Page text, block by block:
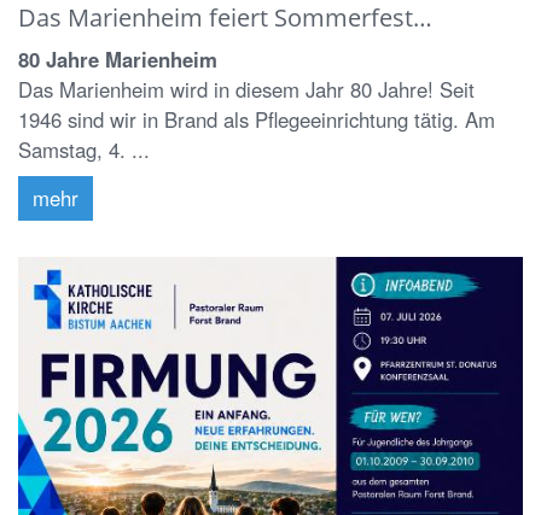
Das Marienheim feiert Sommerfest…
80 Jahre Marienheim
Das Marienheim wird in diesem Jahr 80 Jahre! Seit
1946 sind wir in Brand als Pflegeeinrichtung tätig. Am
Samstag, 4. ...
mehr